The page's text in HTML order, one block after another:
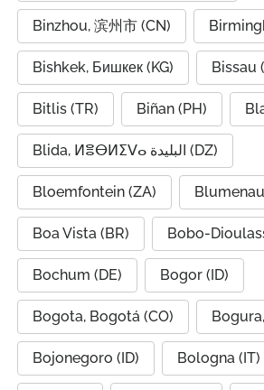
Binzhou, 滨州市 (CN)
Bishkek, Бишкек (KG) Bissau
Bitlis (TR) Biñan (PH)
Blida, ⵍⴻⴱⵍⵉⴸⴰ البليدة (DZ)
Bloemfontein (ZA)
Boa Vista (BR) Bobo-
Bochum (DE) Bogor (ID)
Bogota, Bogotá (CO) Bogura,
Bojonegoro (ID) Bologna (IT)